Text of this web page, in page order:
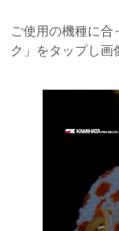
ご使用の機種に合
ク」をタップし画